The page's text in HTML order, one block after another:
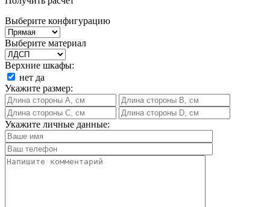
Выберите конфигурацию
Выберите материал
Верхние шкафы:
нет да
Укажите размер:
Укажите личные данные: